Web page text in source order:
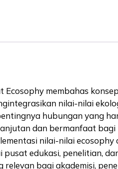
membahas
nilai-nilai
hubungan yang
dan bermanfaat
nilai-nilai
edukasi, penelitian,
bagi akademisi,